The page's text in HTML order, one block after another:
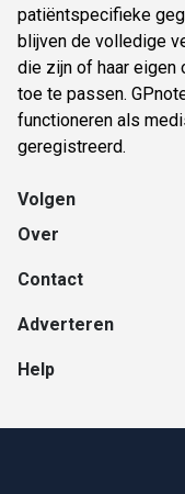
patiëntspecifieke
blijven de volledige
die zijn of haar eigen
toe te passen.
functioneren als
geregistreerd.
Volgen
Over
Contact
Adverteren
Help